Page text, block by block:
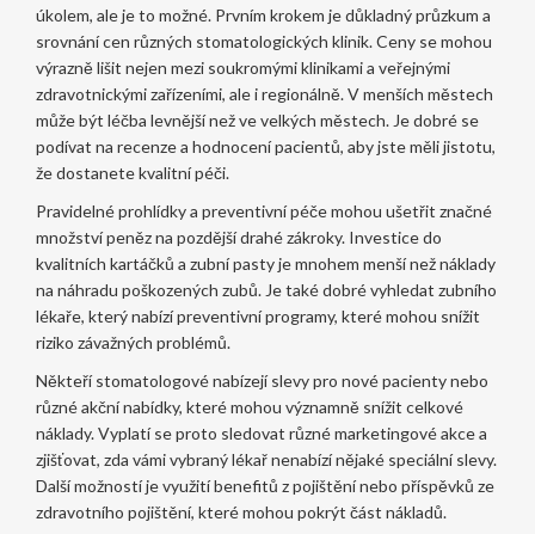
úkolem, ale je to možné. Prvním krokem je důkladný průzkum a
srovnání cen různých stomatologických klinik. Ceny se mohou
výrazně lišit nejen mezi soukromými klinikami a veřejnými
zdravotnickými zařízeními, ale i regionálně. V menších městech
může být léčba levnější než ve velkých městech. Je dobré se
podívat na recenze a hodnocení pacientů, aby jste měli jistotu,
že dostanete kvalitní péči.
Pravidelné prohlídky a preventivní péče mohou ušetřit značné
množství peněz na pozdější drahé zákroky. Investice do
kvalitních kartáčků a zubní pasty je mnohem menší než náklady
na náhradu poškozených zubů. Je také dobré vyhledat zubního
lékaře, který nabízí preventivní programy, které mohou snížit
riziko závažných problémů.
Někteří stomatologové nabízejí slevy pro nové pacienty nebo
různé akční nabídky, které mohou významně snížit celkové
náklady. Vyplatí se proto sledovat různé marketingové akce a
zjišťovat, zda vámi vybraný lékař nenabízí nějaké speciální slevy.
Další možností je využití benefitů z pojištění nebo příspěvků ze
zdravotního pojištění, které mohou pokrýt část nákladů.